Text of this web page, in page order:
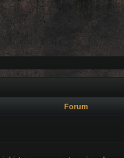
Forum